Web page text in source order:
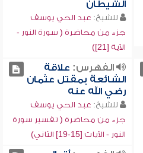
الشيطان
للشيخ: عبد الحي يوسف
جزء من محاضرة ( سورة النور -
الآية [21])
الفهرس: علاقة
الشائعة بمقتل عثمان
رضي الله عنه
للشيخ: عبد الحي يوسف
جزء من محاضرة ( تفسير سورة
النور - الآيات [15-19] الثاني)